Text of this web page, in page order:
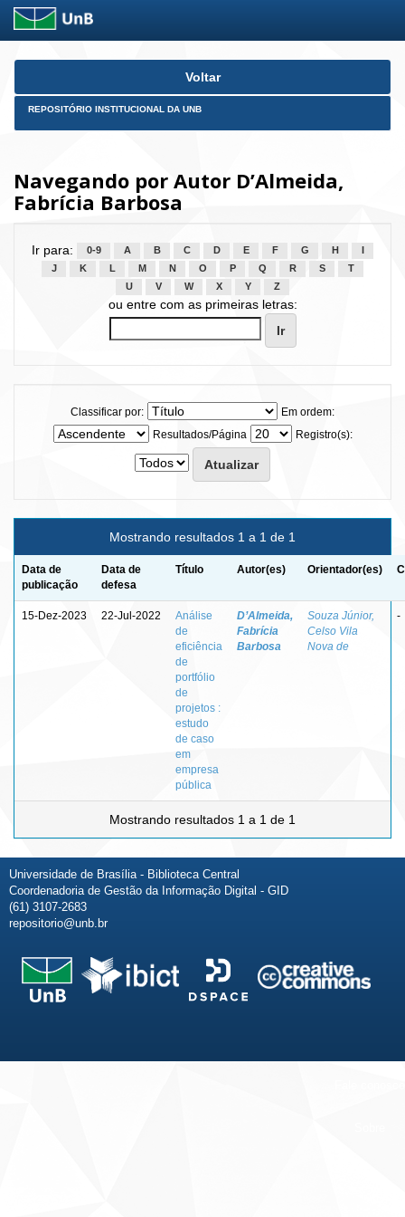
Skip
Voltar
REPOSITÓRIO INSTITUCIONAL DA UNB
Navegando por Autor D’Almeida,
Fabrícia Barbosa
Ir para: 0-9 A B C D E F G H
J
K L M N O P Q R S
T
U
V W X Y Z
ou entre com as primeiras letras:
Classificar por:
Em ordem:
Resultados/Página
Registro(s):
Mostrando resultados 1 a 1 de 1
Data de
publicação
Data de
defesa
Título Autor(es) Orientador(es)
15-Dez-2023 22-Jul-2022
Análise
de
eficiência
de
portfólio
de
projetos :
estudo
de caso
em
empresa
pública
D’Almeida,
Fabrícia
Barbosa
Souza Júnior,
Celso Vila
Nova de
-
Mostrando resultados 1 a 1 de 1
Universidade de Brasília - Biblioteca Central
Coordenadoria de Gestão da Informação Digital - GID
(61) 3107-2683
repositorio@unb.br